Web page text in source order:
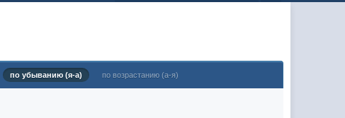
по убыванию (я-а) по возрастанию (а-я)